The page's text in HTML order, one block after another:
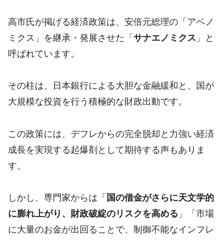
高市氏が掲げる経済政策は、安倍元総理の「アベノ
ミクス」を継承・発展させた「 サナエノミクス 」と
呼ばれています。
その柱は、日本銀行による大胆な金融緩和と、国が
大規模な投資を行う積極的な財政出動です。
この政策には、デフレからの完全脱却と力強い経済
成長を実現する起爆剤として期待する声もありま
す。
しかし、専門家からは「 国の借金がさらに天文学的
に膨れ上がり、財政破綻のリスクを高める 」「市場
に大量のお金が出回ることで、制御不能なインフレ